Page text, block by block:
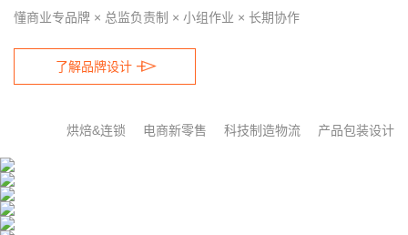
懂商业专品牌 × 总监负责制 × 小组作业 × 长期协作
了解品牌设计 
烘焙&连锁 电商新零售 科技制造物流 产品包装设计